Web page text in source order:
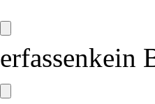
erfassenkein